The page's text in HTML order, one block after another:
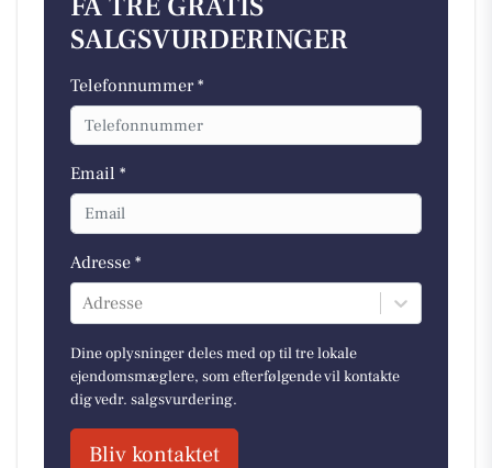
SALGSVURDERINGER
Telefonnummer *
Email *
Adresse *
Adresse
Dine oplysninger deles med op til tre lokale
ejendomsmæglere, som efterfølgende vil kontakte
dig vedr. salgsvurdering.
Bliv kontaktet